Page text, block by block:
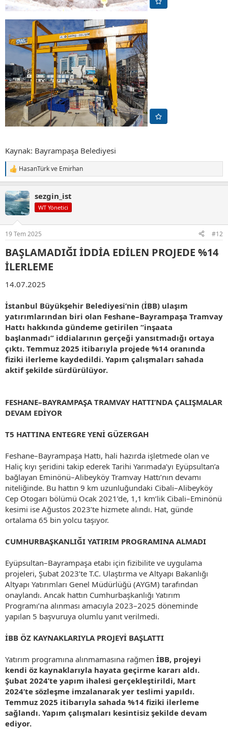
Kaynak: Bayrampaşa Belediyesi
T
e
k
i
l
:
HasanTürkve Emirhan
sezgin_ist
WT Yönetici
19 Tem 2025 #12
BAŞLAMADIĞI İDDİA EDİLEN PROJEDE %14
İLERLEME​
14.07.2025
İstanbul Büyükşehir Belediyesi’nin (İBB) ulaşım
yatırımlarından biri olan Feshane–Bayrampaşa Tramvay
Hattı hakkında gündeme getirilen “inşaata
başlanmadı” iddialarının gerçeği yansıtmadığı ortaya
çıktı. Temmuz 2025 itibarıyla projede %14 oranında
fiziki ilerleme kaydedildi. Yapım çalışmaları sahada
aktif şekilde sürdürülüyor.
FESHANE–BAYRAMPAŞA TRAMVAY HATTI’NDA ÇALIŞMALAR
DEVAM EDİYOR
T5 HATTINA ENTEGRE YENİ GÜZERGAH
Feshane–Bayrampaşa Hattı, hali hazırda işletmede olan ve
Haliç kıyı şeridini takip ederek Tarihi Yarımada’yı Eyüpsultan’a
bağlayan Eminönü–Alibeyköy Tramvay Hattı’nın devamı
niteliğinde. Bu hattın 9 km uzunluğundaki Cibali–Alibeyköy
Cep Otogarı bölümü Ocak 2021’de, 1,1 km’lik Cibali–Eminönü
kesimi ise Ağustos 2023’te hizmete alındı. Hat, günde
ortalama 65 bin yolcu taşıyor.
CUMHURBAŞKANLIĞI YATIRIM PROGRAMINA ALMADI
Eyüpsultan–Bayrampaşa etabı için fizibilite ve uygulama
projeleri, Şubat 2023’te T.C. Ulaştırma ve Altyapı Bakanlığı
Altyapı Yatırımları Genel Müdürlüğü (AYGM) tarafından
onaylandı. Ancak hattın Cumhurbaşkanlığı Yatırım
Programı’na alınması amacıyla 2023–2025 döneminde
yapılan 5 başvuruya olumlu yanıt verilmedi.
İBB ÖZ KAYNAKLARIYLA PROJEYİ BAŞLATTI
Yatırım programına alınmamasına rağmen İBB, projeyi
kendi öz kaynaklarıyla hayata geçirme kararı aldı.
Şubat 2024’te yapım ihalesi gerçekleştirildi, Mart
2024’te sözleşme imzalanarak yer teslimi yapıldı.
Temmuz 2025 itibarıyla sahada %14 fiziki ilerleme
sağlandı. Yapım çalışmaları kesintisiz şekilde devam
ediyor.